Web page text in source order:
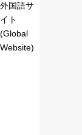
外国語サ
イト
(Global
Website)